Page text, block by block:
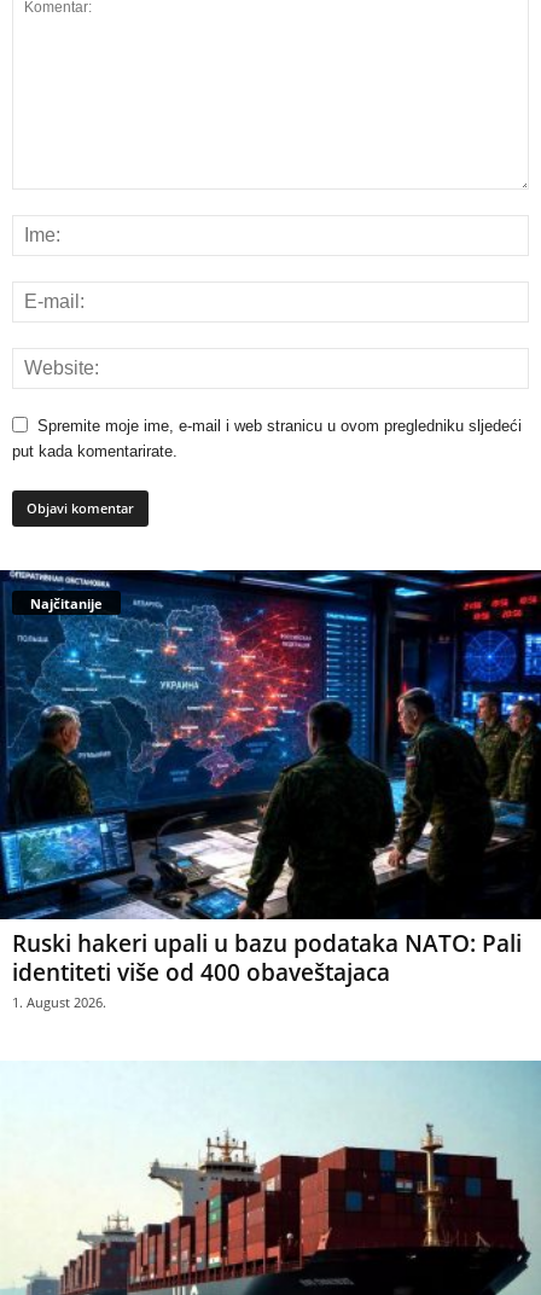
Spremite moje ime, e-mail i web stranicu u ovom pregledniku sljedeći
put kada komentarirate.
Najčitanije
Ruski hakeri upali u bazu podataka NATO: Pali
identiteti više od 400 obaveštajaca
1. August 2026.